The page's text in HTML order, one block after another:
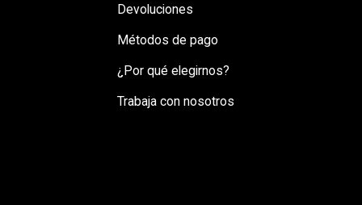
Devoluciones
Métodos de pago
¿Por qué elegirnos?
Trabaja con nosotros